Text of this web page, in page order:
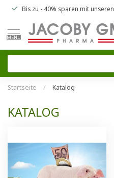
Bis zu - 40% sparen mit unseren
MENU
Startseite / Katalog
KATALOG